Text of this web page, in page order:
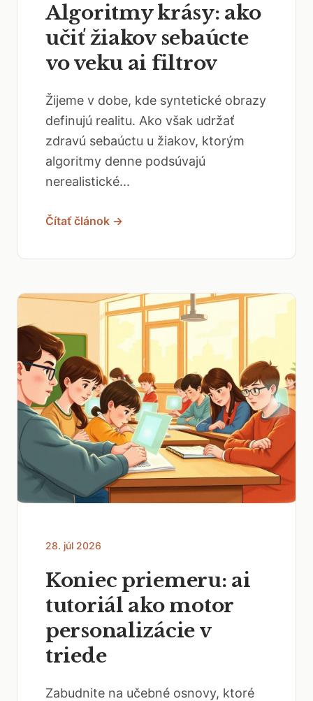
Algoritmy krásy: ako
učiť žiakov sebaúcte
vo veku ai filtrov
Žijeme v dobe, kde syntetické obrazy
definujú realitu. Ako však udržať
zdravú sebaúctu u žiakov, ktorým
algoritmy denne podsúvajú
nerealistické...
Čítať článok →
28. júl 2026
Koniec priemeru: ai
tutoriál ako motor
personalizácie v
triede
Zabudnite na učebné osnovy, ktoré